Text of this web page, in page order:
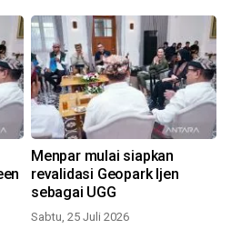
Menpar mulai siapkan
revalidasi Geopark Ijen
sebagai UGG
Sabtu, 25 Juli 2026